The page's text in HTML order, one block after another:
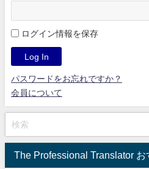
ログイン情報を保存
パスワードをお忘れですか？
会員について
The Professional Translator お